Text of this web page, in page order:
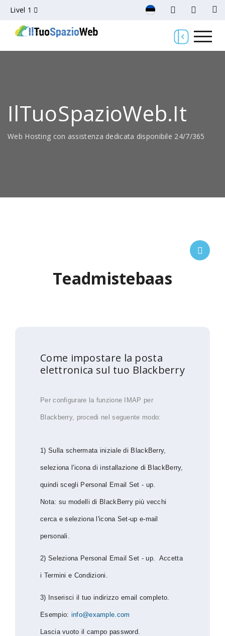
Livel 1
IlTuoSpazioWeb.it
Web Hosting con assistenza dedicata disponibile 24/7/365
Teadmistebaas
Come impostare la posta
elettronica sul tuo Blackberry
Per configurare la funzione IMAP per
Blackberry, procedi nel seguente modo:
1) Sulla schermata iniziale di BlackBerry,
seleziona l'icona di installazione di BlackBerry,
quindi scegli Personal Email Set - up.
Nota: su modelli di BlackBerry più vecchi
cerca e seleziona l'icona Set-up e-mail
personali.
2) Seleziona Personal Email Set - up. Accetta
i Termini e Condizioni.
3) Inserisci il tuo indirizzo email completo.
Esempio: info@example.com
Lascia vuoto il campo password.